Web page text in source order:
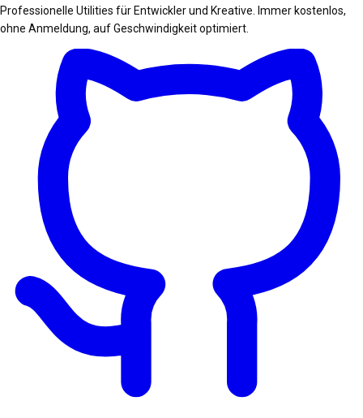
Professionelle Utilities für Entwickler und Kreative. Immer kostenlos,
ohne Anmeldung, auf Geschwindigkeit optimiert.